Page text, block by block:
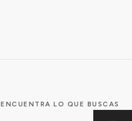
ENCUENTRA LO QUE BUSCAS